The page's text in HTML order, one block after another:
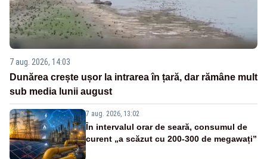
7 aug. 2026, 14:03
Dunărea crește ușor la intrarea în țară, dar rămâne mult
sub media lunii august
7 aug. 2026, 13:02
În intervalul orar de seară, consumul de
curent „a scăzut cu 200-300 de megawați”